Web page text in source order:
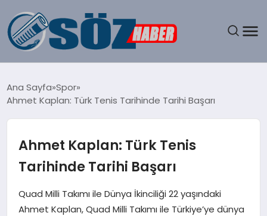
MAGAZIN
EKONOMI
EĞITIM
Ana Sayfa Spor
Ahmet Kaplan: Türk Tenis Tarihinde Tarihi Başarı
Ahmet Kaplan: Türk Tenis
Tarihinde Tarihi Başarı
Quad Milli Takımı ile Dünya İkinciliği 22 yaşındaki
Ahmet Kaplan, Quad Milli Takımı ile Türkiye’ye dünya